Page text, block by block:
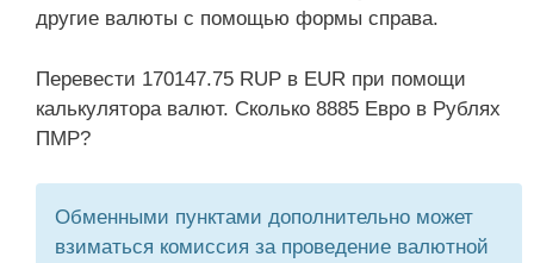
другие валюты с помощью формы справа.
Перевести 170147.75 RUP в EUR при помощи
калькулятора валют. Сколько 8885 Евро в Рублях
ПМР?
Обменными пунктами дополнительно может
взиматься комиссия за проведение валютной